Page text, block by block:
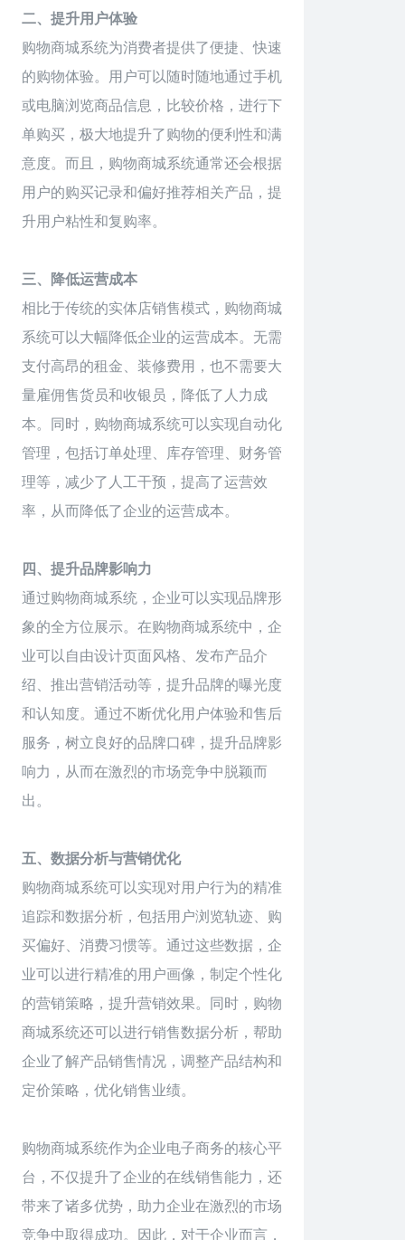
二、提升用户体验
购物商城系统为消费者提供了便捷、快速
的购物体验。用户可以随时随地通过手机
或电脑浏览商品信息，比较价格，进行下
单购买，极大地提升了购物的便利性和满
意度。而且，购物商城系统通常还会根据
用户的购买记录和偏好推荐相关产品，提
升用户粘性和复购率。
三、降低运营成本
相比于传统的实体店销售模式，购物商城
系统可以大幅降低企业的运营成本。无需
支付高昂的租金、装修费用，也不需要大
量雇佣售货员和收银员，降低了人力成
本。同时，购物商城系统可以实现自动化
管理，包括订单处理、库存管理、财务管
理等，减少了人工干预，提高了运营效
率，从而降低了企业的运营成本。
四、提升品牌影响力
通过购物商城系统，企业可以实现品牌形
象的全方位展示。在购物商城系统中，企
业可以自由设计页面风格、发布产品介
绍、推出营销活动等，提升品牌的曝光度
和认知度。通过不断优化用户体验和售后
服务，树立良好的品牌口碑，提升品牌影
响力，从而在激烈的市场竞争中脱颖而
出。
五、数据分析与营销优化
购物商城系统可以实现对用户行为的精准
追踪和数据分析，包括用户浏览轨迹、购
买偏好、消费习惯等。通过这些数据，企
业可以进行精准的用户画像，制定个性化
的营销策略，提升营销效果。同时，购物
商城系统还可以进行销售数据分析，帮助
企业了解产品销售情况，调整产品结构和
定价策略，优化销售业绩。
购物商城系统作为企业电子商务的核心平
台，不仅提升了企业的在线销售能力，还
带来了诸多优势，助力企业在激烈的市场
竞争中取得成功。因此，对于企业而言，